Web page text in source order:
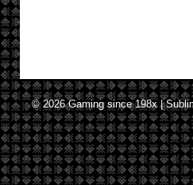
© 2026Gaming since 198x|